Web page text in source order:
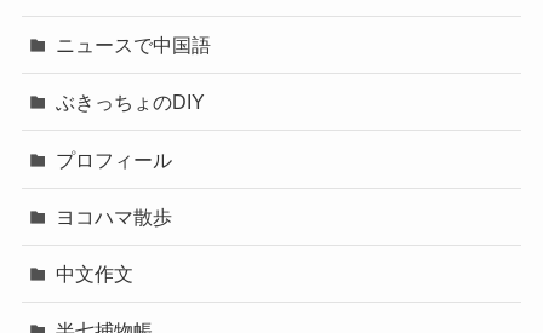
ニュースで中国語
ぶきっちょのDIY
プロフィール
ヨコハマ散歩
中文作文